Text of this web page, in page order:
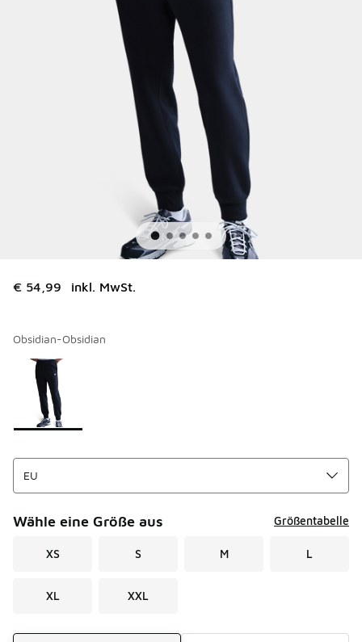
€ 54,99 inkl. MwSt.
Obsidian-Obsidian
Seite 1 von 1 zeigt die Farben 1 bis 1 von 1 an.
Bitte wählen Sie einen Stil aus
Wähle eine Größe aus Größentabelle
XS S M L
XL XXL